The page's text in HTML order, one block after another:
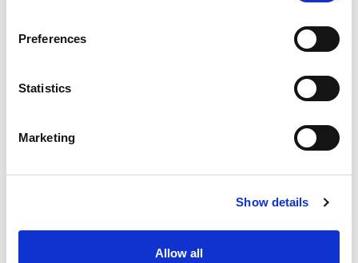
Preferences
Statistics
Marketing
Show details
Allow all
4:00pm JST
Webinar Japanese Hong Kong Litigation